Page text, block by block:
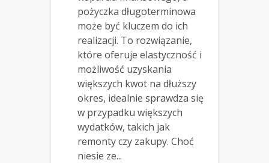
pożyczka długoterminowa
może być kluczem do ich
realizacji. To rozwiązanie,
które oferuje elastyczność i
możliwość uzyskania
większych kwot na dłuższy
okres, idealnie sprawdza się
w przypadku większych
wydatków, takich jak
remonty czy zakupy. Choć
niesie ze...